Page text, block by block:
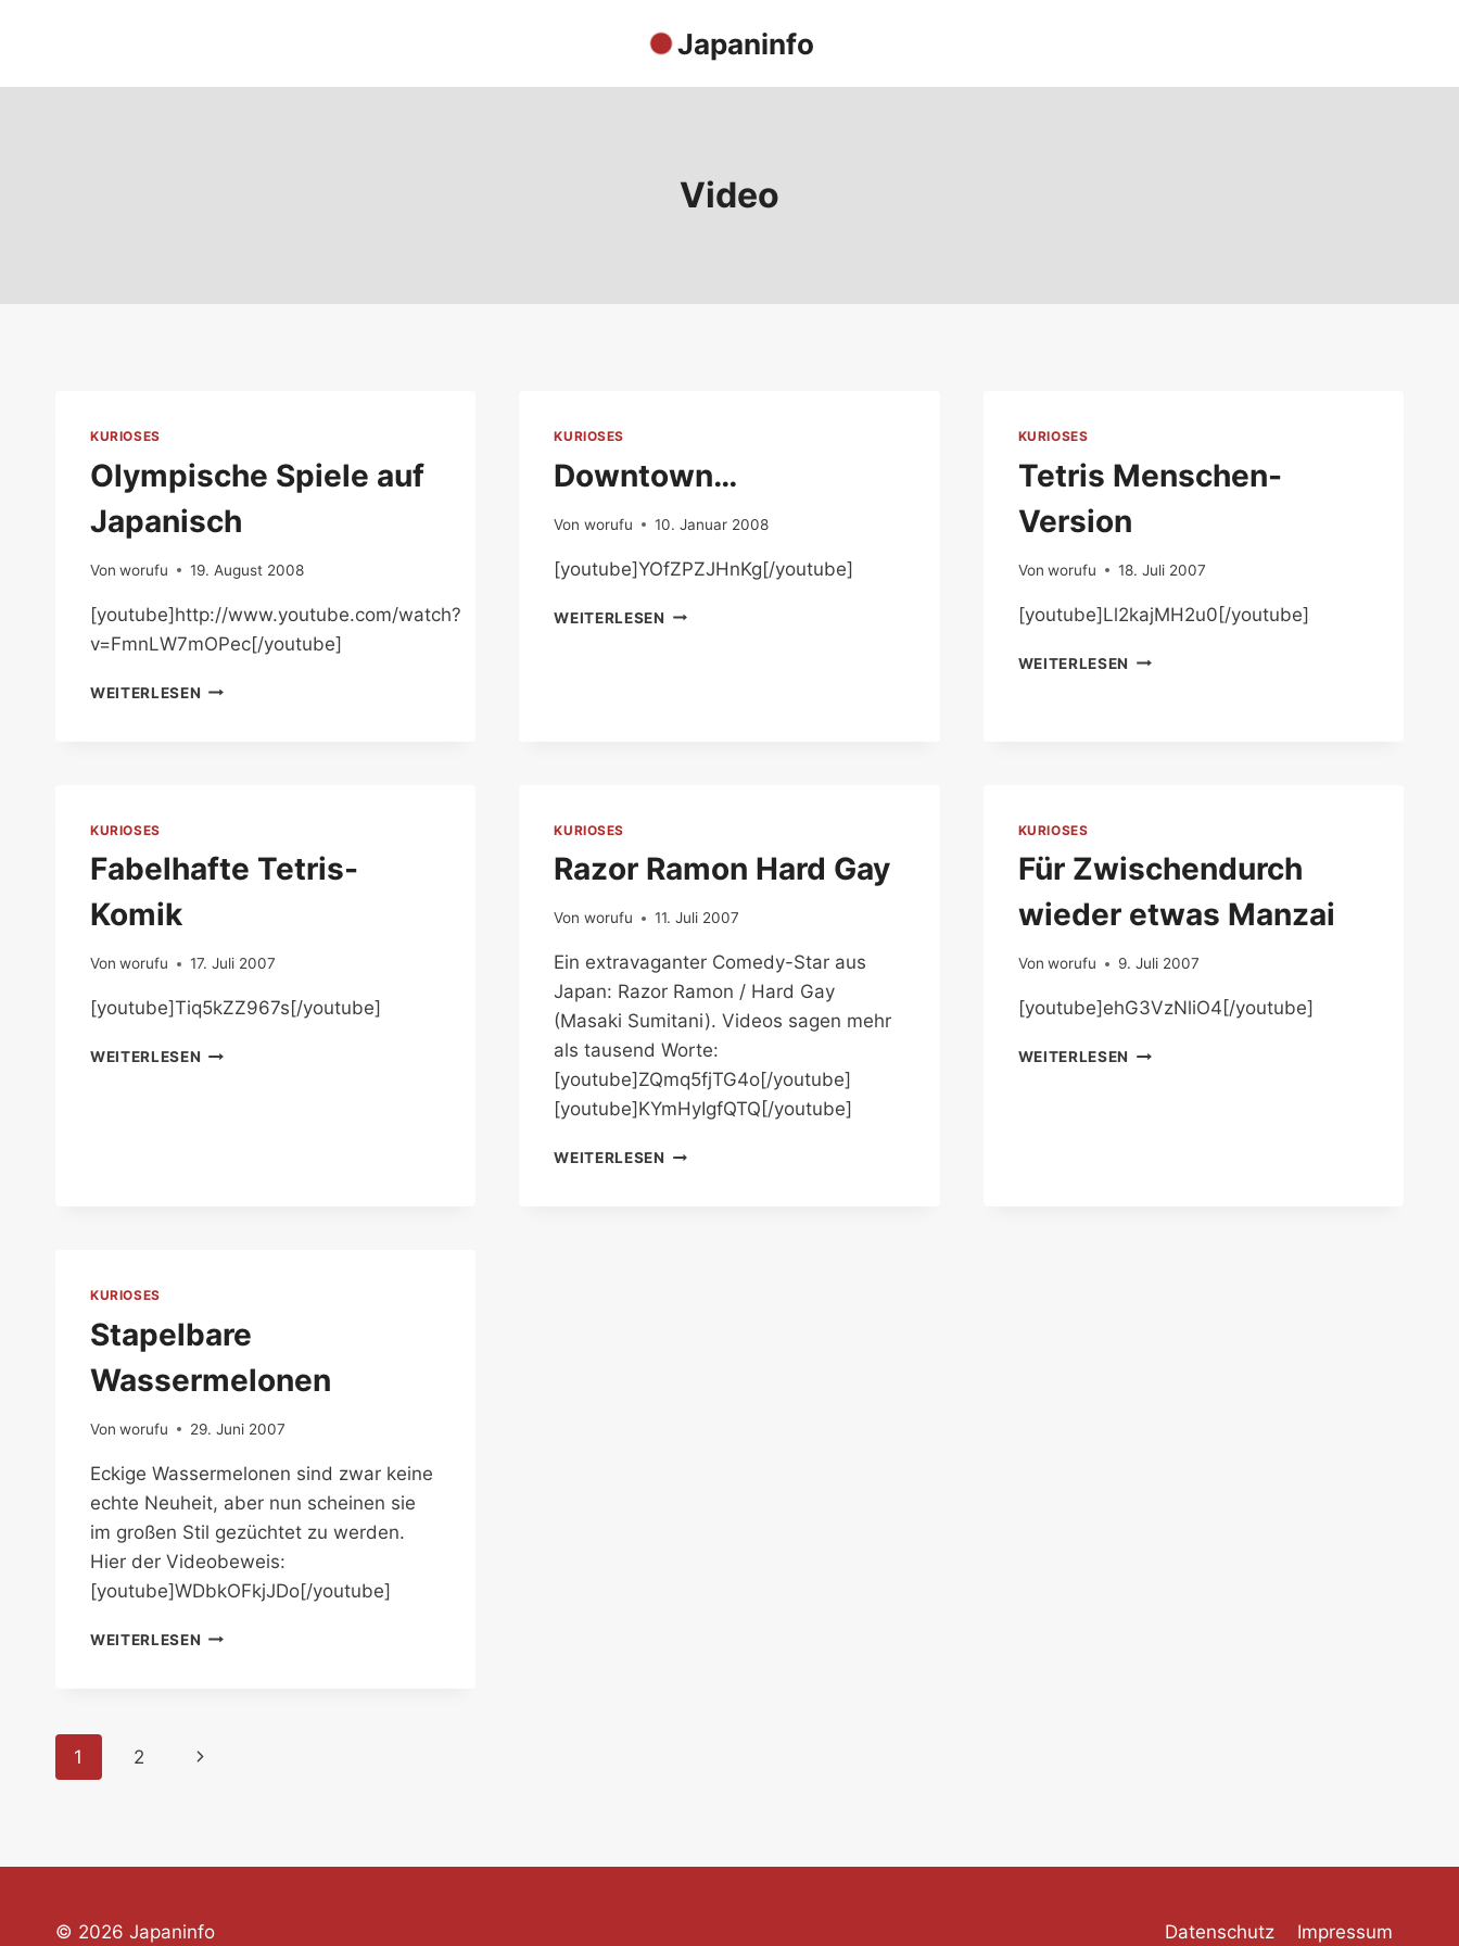
Japaninfo
Video
KURIOSES
Olympische Spiele auf
Japanisch
Von worufu 19. August 2008
[youtube]http://www.youtube.com/watch?
v=FmnLW7mOPec[/youtube]
WEITERLESEN OLYMPISCHE
KURIOSES
Downtown…
Von worufu 10. Januar 2008
[youtube]YOfZPZJHnKg[/youtube]
WEITERLESEN DOWNTOWN…
KURIOSES
Tetris Menschen-
Version
Von worufu 18. Juli 2007
[youtube]Ll2kajMH2u0[/youtube]
WEITERLESEN TETRIS
KURIOSES
Fabelhafte Tetris-
Komik
Von worufu 17. Juli 2007
[youtube]Tiq5kZZ967s[/youtube]
WEITERLESEN FABELHAFTE
KURIOSES
Razor Ramon Hard Gay
Von worufu 11. Juli 2007
Ein extravaganter Comedy-Star aus
Japan: Razor Ramon / Hard Gay
(Masaki Sumitani). Videos sagen mehr
als tausend Worte:
[youtube]ZQmq5fjTG4o[/youtube]
[youtube]KYmHyIgfQTQ[/youtube]
WEITERLESEN RAZOR
KURIOSES
Für Zwischendurch
wieder etwas Manzai
Von worufu 9. Juli 2007
[youtube]ehG3VzNliO4[/youtube]
WEITERLESEN FÜR
KURIOSES
Stapelbare
Wassermelonen
Von worufu 29. Juni 2007
Eckige Wassermelonen sind zwar keine
echte Neuheit, aber nun scheinen sie
im großen Stil gezüchtet zu werden.
Hier der Videobeweis:
[youtube]WDbkOFkjJDo[/youtube]
WEITERLESEN STAPELBARE
Seitennavigation
1 2
Nächste
© 2026 Japaninfo Datenschutz Impressum